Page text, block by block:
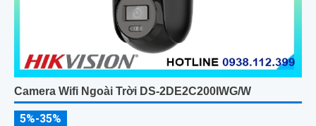
Camera Wifi Ngoài Trời DS-2DE2C200IWG/W
5%-35%